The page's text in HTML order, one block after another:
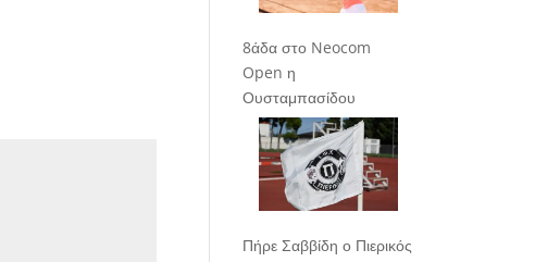
8άδα στο Neocom
Open η
Ουσταμπασίδου
Πήρε Σαββίδη ο Πιερικός